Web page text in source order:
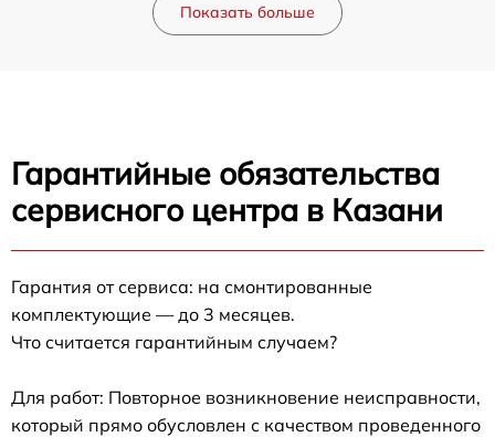
Показать больше
Гарантийные обязательства
сервисного центра в Казани
Гарантия от сервиса: на смонтированные
комплектующие — до 3 месяцев.
Что считается гарантийным случаем?
Для работ: Повторное возникновение неисправности,
который прямо обусловлен с качеством проведенного